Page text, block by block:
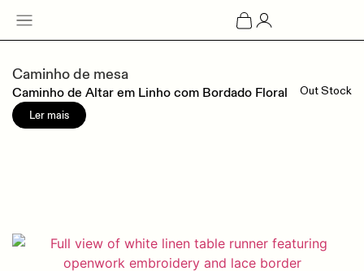
Caminho de mesa
Caminho de Altar em Linho com Bordado Floral
Ler mais
Out Stock